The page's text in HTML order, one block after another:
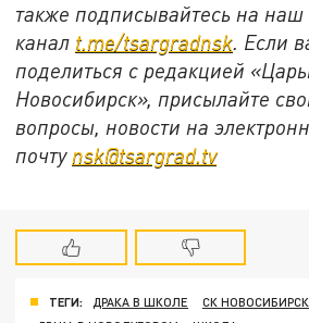
также подписывайтесь на наш
канал t.me/tsargradnsk. Если
поделиться с редакцией
Новосибирск», присылайте
вопросы, новости на
почту nsk@tsargrad.tv
ТЕГИ: ДРАКА В ШКОЛЕ СК